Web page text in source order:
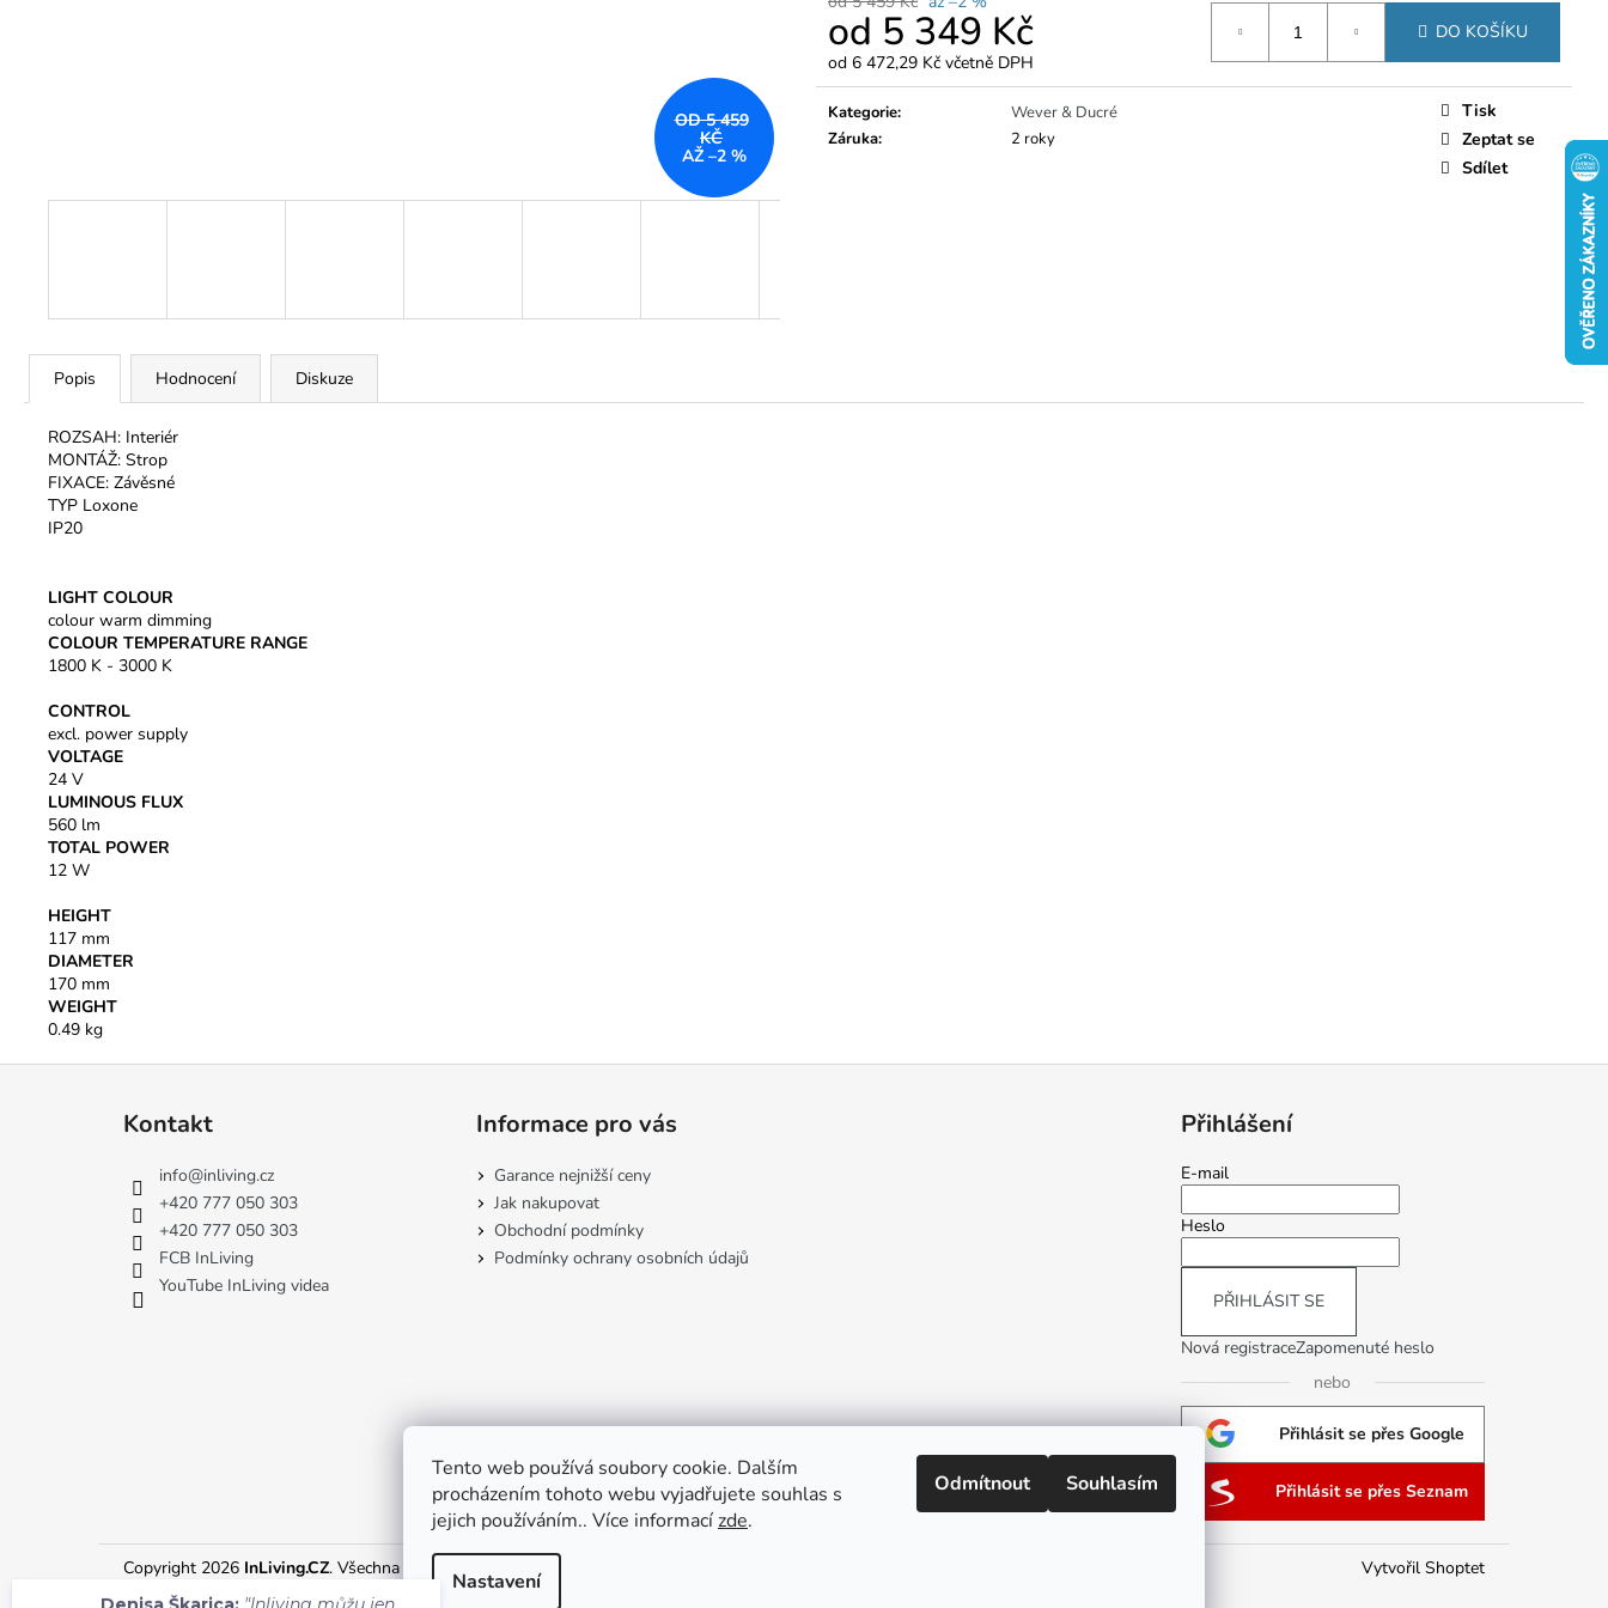
Tento web používá soubory cookie. Dalším
procházením tohoto webu vyjadřujete souhlas s
jejich používáním.. Více informacízde.
Nastavení
Odmítnout Souhlasím
od 5 349 Kč
od 6 472,29 Kč včetně DPH
Měrná
cena:
DO KOŠÍKU
Kategorie:
Wever & Ducré
Záruka: 2 roky
Tisk
Zeptat se
Sdílet
OD 5 459
KČ
AŽ –2 %
Popis Hodnocení Diskuze
ROZSAH: Interiér
MONTÁŽ: Strop
FIXACE: Závěsné
TYP Loxone
IP20
LIGHT COLOUR
colour warm dimming
COLOUR TEMPERATURE RANGE
1800 K - 3000 K
CONTROL
excl. power supply
VOLTAGE
24 V
LUMINOUS FLUX
560 lm
TOTAL POWER
12 W
HEIGHT
117 mm
DIAMETER
170 mm
WEIGHT
0.49 kg
Kontakt
info@inliving.cz
+420 777 050 303
+420 777 050 303
FCB InLiving
YouTube InLiving videa
Informace pro vás
Garance nejnižší ceny
Jak nakupovat
Obchodní podmínky
Podmínky ochrany osobních údajů
Přihlášení
E-mail
Heslo
PŘIHLÁSIT SE
Nová registraceZapomenuté heslo
nebo
Přihlásit se přes Google
Přihlásit se přes Seznam
Vytvořil Shoptet
Copyright 2026 InLiving.CZ. Všechna práva vyhrazena. Upravit nastavení cookies
Denisa Škarica:
"Inliving můžu jen